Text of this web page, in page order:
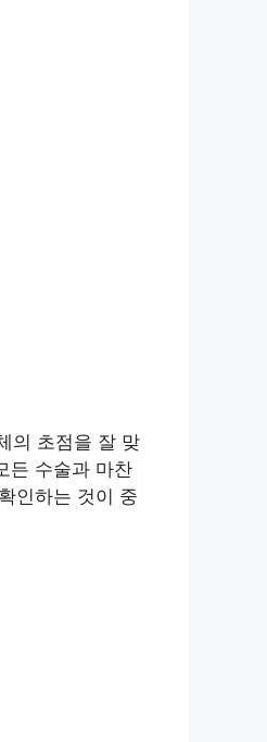
의 초점을 잘 맞
든 수술과 마찬
인하는 것이 중